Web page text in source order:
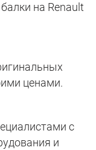
на Renault
ценами.
с
и